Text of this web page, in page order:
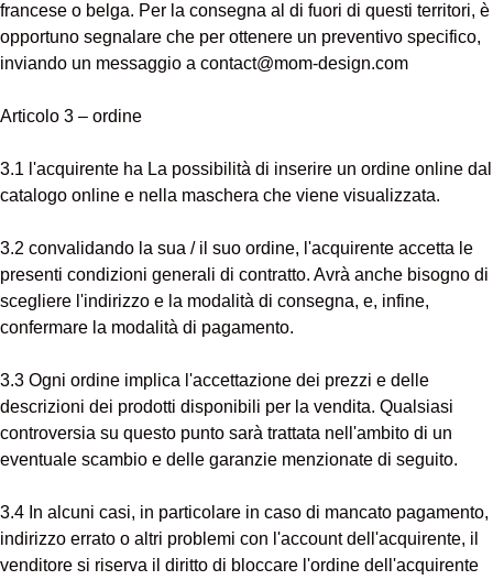
francese o belga. Per la consegna al di fuori di questi territori, è
opportuno segnalare che per ottenere un preventivo specifico,
inviando un messaggio a contact@mom-design.com
Articolo 3 – ordine
3.1 l'acquirente ha La possibilità di inserire un ordine online dal
catalogo online e nella maschera che viene visualizzata.
3.2 convalidando la sua / il suo ordine, l'acquirente accetta le
presenti condizioni generali di contratto. Avrà anche bisogno di
scegliere l'indirizzo e la modalità di consegna, e, infine,
confermare la modalità di pagamento.
3.3 Ogni ordine implica l'accettazione dei prezzi e delle
descrizioni dei prodotti disponibili per la vendita. Qualsiasi
controversia su questo punto sarà trattata nell'ambito di un
eventuale scambio e delle garanzie menzionate di seguito.
3.4 In alcuni casi, in particolare in caso di mancato pagamento,
indirizzo errato o altri problemi con l'account dell'acquirente, il
venditore si riserva il diritto di bloccare l'ordine dell'acquirente